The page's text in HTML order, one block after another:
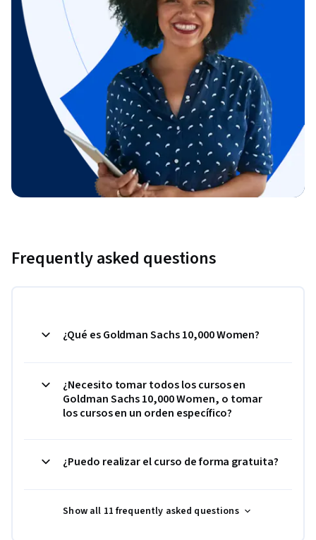
Frequently asked questions
¿Qué es Goldman Sachs 10,000 Women?
¿Necesito tomar todos los cursos en
Goldman Sachs 10,000 Women, o tomar
los cursos en un orden específico?
¿Puedo realizar el curso de forma gratuita?
Show all 11 frequently asked questions